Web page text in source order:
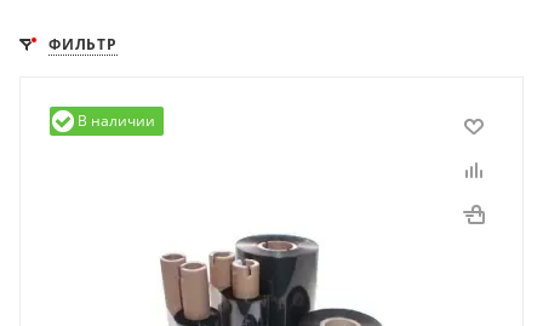
ФИЛЬТР
В наличии